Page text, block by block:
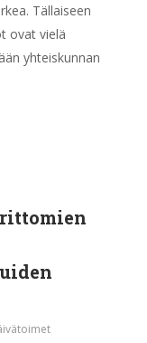
Tällaiseen
ovat vielä
yhteiskunnan